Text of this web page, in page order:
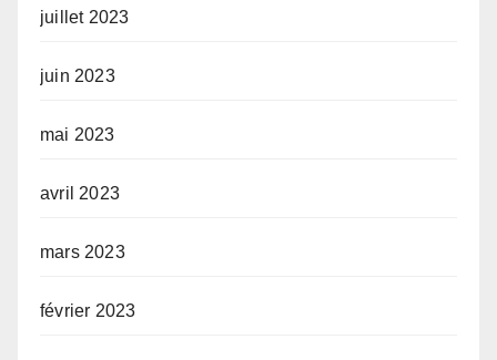
juillet 2023
juin 2023
mai 2023
avril 2023
mars 2023
février 2023